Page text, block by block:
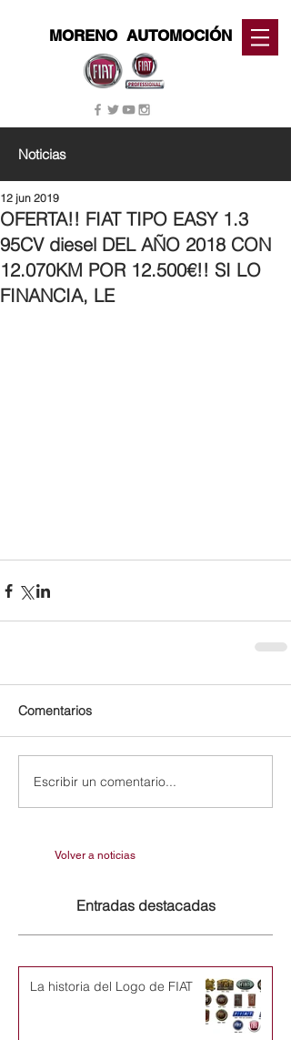
MORENO AUTOMOCIÓN
Noticias
OFERTA!! FIAT TIPO EASY 1.3
95CV diesel DEL AÑO 2018 CON
12.070KM POR 12.500€!! SI LO
FINANCIA, LE
12 jun 2019
Comentarios
Escribir un comentario...
Volver a noticias
Entradas destacadas
La historia del Logo de FIAT